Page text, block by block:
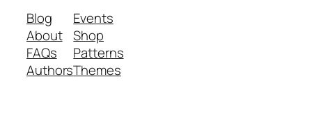
Blog
About
FAQs
Authors
Events
Shop
Patterns
Themes